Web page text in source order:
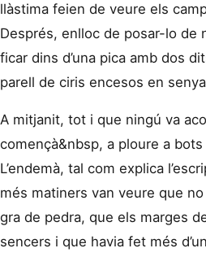
llàstima feien de veure els
Després, enlloc de posar-lo de
ficar dins d’una pica amb dos
parell de ciris encesos en
A mitjanit, tot i que ningú va
començà&nbsp, a ploure a bots
L’endemà, tal com explica
més matiners van veure que
gra de pedra, que els marges
sencers i que havia fet més